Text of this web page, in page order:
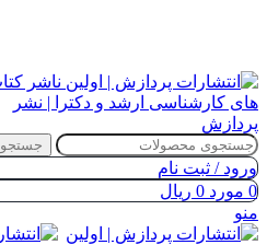
جستجو
ورود / ثبت نام
0 مورد 0 ریال
منو